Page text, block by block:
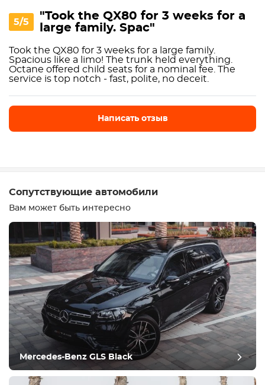
5/5
"Took the QX80 for 3 weeks for a
large family. Spac"
Took the QX80 for 3 weeks for a large family.
Spacious like a limo! The trunk held everything.
Octane offered child seats for a nominal fee. The
service is top notch - fast, polite, no deceit.
Написать отзыв
Оборудование
Удобства
Климат-контроль
Вождение
Состояние
Сопутствующие автомобили
Вам может быть интересно
Mercedes-Benz GLS Black